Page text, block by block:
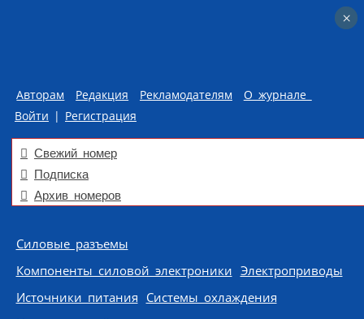
Авторам Редакция Рекламодателям
О журнале
Войти | Регистрация
Свежий номер
Подписка
Архив номеров
Skip to content
Силовые разъемы
Компоненты силовой электроники Электроприводы
Источники питания Системы охлаждения
×
×